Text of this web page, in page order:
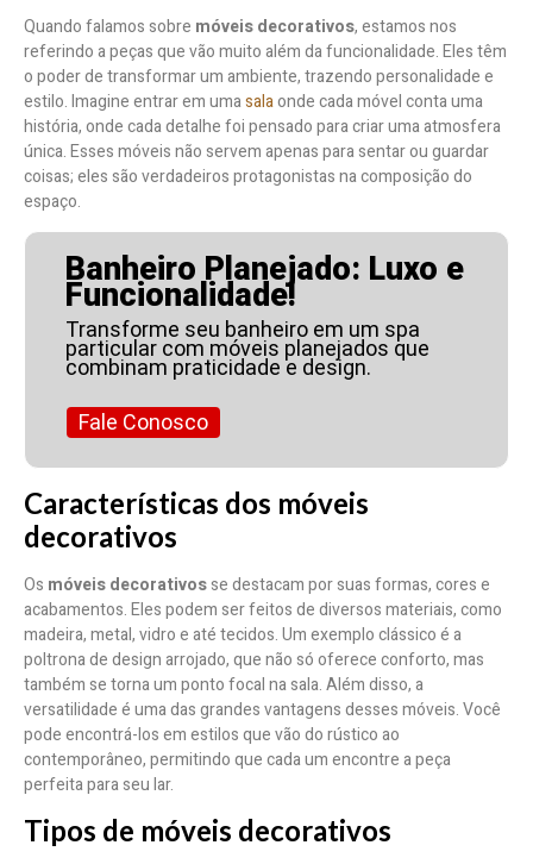
Quando falamos sobre móveis decorativos, estamos nos
referindo a peças que vão muito além da funcionalidade. Eles têm
o poder de transformar um ambiente, trazendo personalidade e
estilo. Imagine entrar em umasalaonde cada móvel conta uma
história, onde cada detalhe foi pensado para criar uma atmosfera
única. Esses móveis não servem apenas para sentar ou guardar
coisas; eles são verdadeiros protagonistas na composição do
espaço.
Banheiro Planejado: Luxo e
Funcionalidade!
Transforme seu banheiro em um spa
particular com móveis planejados que
combinam praticidade e design.
Fale Conosco
Características dos móveis
decorativos
Os móveis decorativosse destacam por suas formas, cores e
acabamentos. Eles podem ser feitos de diversos materiais, como
madeira, metal, vidro e até tecidos. Um exemplo clássico é a
poltrona de design arrojado, que não só oferece conforto, mas
também se torna um ponto focal na sala. Além disso, a
versatilidade é uma das grandes vantagens desses móveis. Você
pode encontrá-los em estilos que vão do rústico ao
contemporâneo, permitindo que cada um encontre a peça
perfeita para seu lar.
Tipos de móveis decorativos